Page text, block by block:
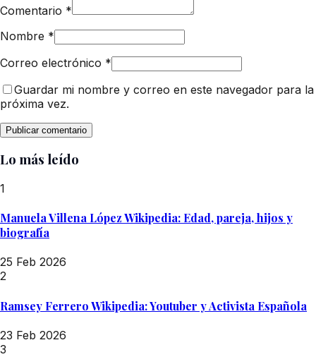
Comentario *
Nombre *
Correo electrónico *
Guardar mi nombre y correo en este navegador para la
próxima vez.
Lo más leído
1
Manuela Villena López Wikipedia: Edad, pareja, hijos y
biografía
25 Feb 2026
2
Ramsey Ferrero Wikipedia: Youtuber y Activista Española
23 Feb 2026
3